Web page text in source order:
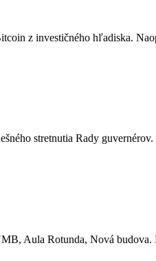
z investičného hľadiska.
stretnutia Rady
Aula Rotunda, Nová